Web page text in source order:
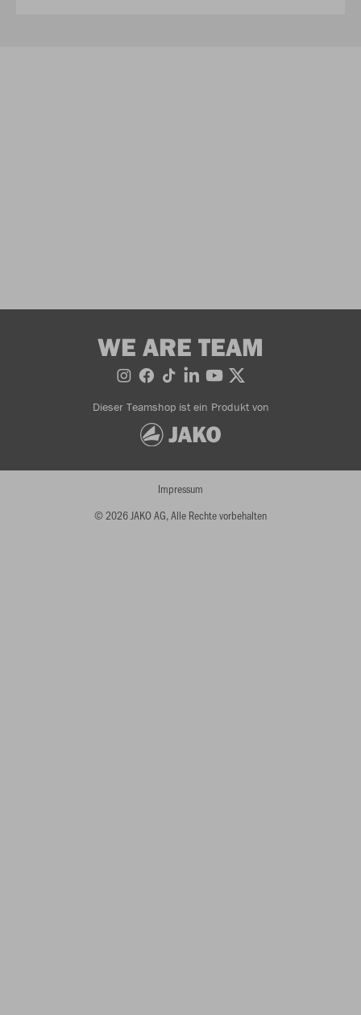
WE ARE TEAM
Dieser Teamshop ist ein Produkt von
© 2026 JAKO AG, Alle Rechte vorbehalten
Impressum